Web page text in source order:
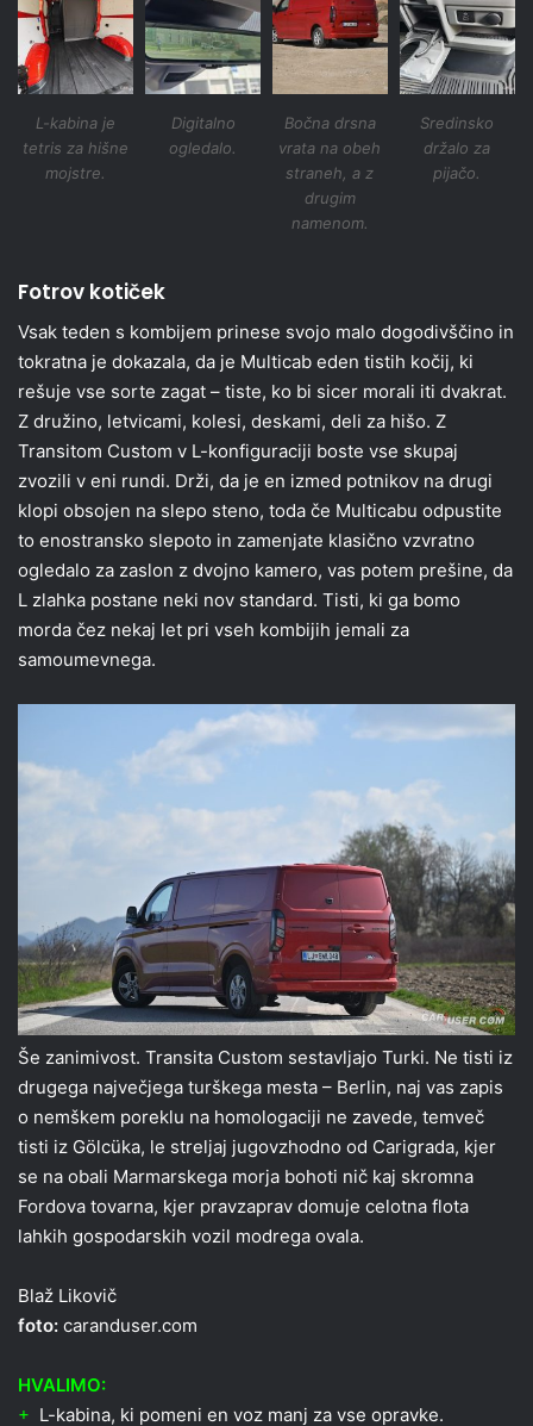
L-kabina je
tetris za hišne
mojstre.
Digitalno
ogledalo.
Bočna drsna
vrata na obeh
straneh, a z
drugim
namenom.
Sredinsko
držalo za
pijačo.
Fotrov kotiček
Vsak teden s kombijem prinese svojo malo dogodivščino in
tokratna je dokazala, da je Multicab eden tistih kočij, ki
rešuje vse sorte zagat – tiste, ko bi sicer morali iti dvakrat.
Z družino, letvicami, kolesi, deskami, deli za hišo. Z
Transitom Custom v L-konfiguraciji boste vse skupaj
zvozili v eni rundi. Drži, da je en izmed potnikov na drugi
klopi obsojen na slepo steno, toda če Multicabu odpustite
to enostransko slepoto in zamenjate klasično vzvratno
ogledalo za zaslon z dvojno kamero, vas potem prešine, da
L zlahka postane neki nov standard. Tisti, ki ga bomo
morda čez nekaj let pri vseh kombijih jemali za
samoumevnega.
Še zanimivost. Transita Custom sestavljajo Turki. Ne tisti iz
drugega največjega turškega mesta – Berlin, naj vas zapis
o nemškem poreklu na homologaciji ne zavede, temveč
tisti iz Gölcüka, le streljaj jugovzhodno od Carigrada, kjer
se na obali Marmarskega morja bohoti nič kaj skromna
Fordova tovarna, kjer pravzaprav domuje celotna flota
lahkih gospodarskih vozil modrega ovala.
Blaž Likovič
foto: caranduser.com
HVALIMO:
+ L-kabina, ki pomeni en voz manj za vse opravke.